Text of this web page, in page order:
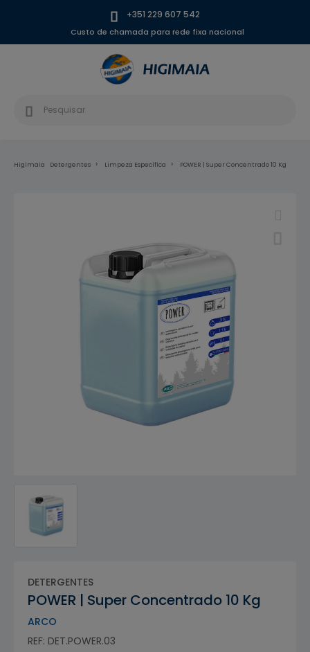
+351 229 607 542
Custo de chamada para rede fixa nacional
Higimaia Detergentes Limpeza Específica POWER | Super Concentrado 10 Kg
DETERGENTES
POWER | Super Concentrado 10 Kg
ARCO
REF: DET.POWER.03